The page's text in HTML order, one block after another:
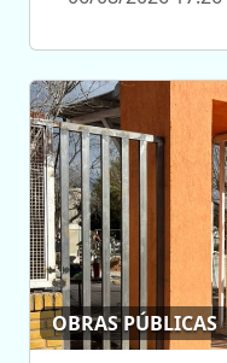
OBRAS PÚBLICAS